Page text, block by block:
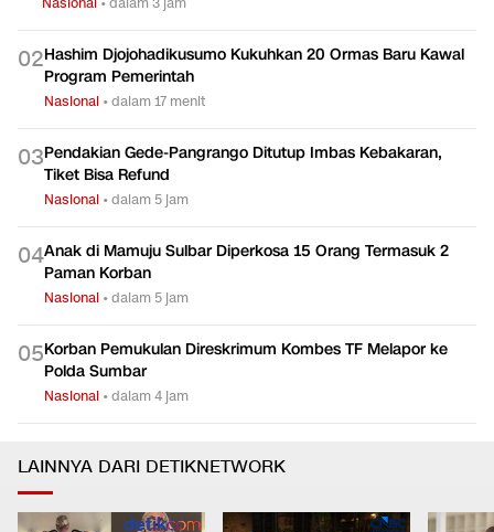
02Hashim Djojohadikusumo Kukuhkan 20 Ormas Baru Kawal
Program Pemerintah
Nasional •dalam 17 menit
03Pendakian Gede-Pangrango Ditutup Imbas Kebakaran,
Tiket Bisa Refund
Nasional •dalam 5 jam
04Anak di Mamuju Sulbar Diperkosa 15 Orang Termasuk 2
Paman Korban
Nasional •dalam 5 jam
05Korban Pemukulan Direskrimum Kombes TF Melapor ke
Polda Sumbar
Nasional •dalam 4 jam
LAINNYA DARI DETIKNETWORK